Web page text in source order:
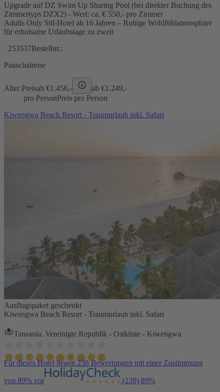
Upgrade auf DZ Swim Up Sharing Pool (bei direkter Buchung des
Zimmertyps DZX2) - Wert: ca. € 550,- pro Zimmer
Adults Only Stil-Hotel ab 16 Jahren – Ruhige Wohlfühlatmosphäre
für erholsame Urlaubstage zu zweit
253537Bestellnr.:
Pauschalreise
Alter Preisab €1.456,- ab €1.249,-
pro PersonPreis pro Person
Kiwengwa Beach Resort - Traumurlaub inkl. Safari
Ausflugspaket geschenkt
Kiwengwa Beach Resort - Traumurlaub inkl. Safari
Tansania, Vereinigte Republik - Ostküste - Kiwengwa
Für dieses Hotel liegen 238 Bewertungen mit einer Zustimmung
von 89% vor (238) 89%